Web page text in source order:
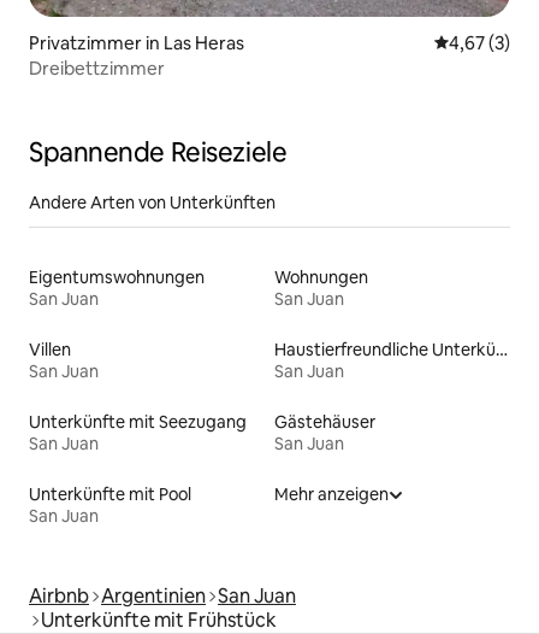
Privatzimmer in Las Heras
4,67 (3)
Dreibettzimmer
Spannende Reiseziele
Andere Arten von Unterkünften
Eigentumswohnungen
San Juan
Wohnungen
San Juan
Villen
San Juan
Haustierfreundliche Unterkünfte
San Juan
Unterkünfte mit Seezugang
San Juan
Gästehäuser
San Juan
Unterkünfte mit Pool
San Juan
Mehr anzeigen
Airbnb Argentinien San Juan
Unterkünfte mit Frühstück